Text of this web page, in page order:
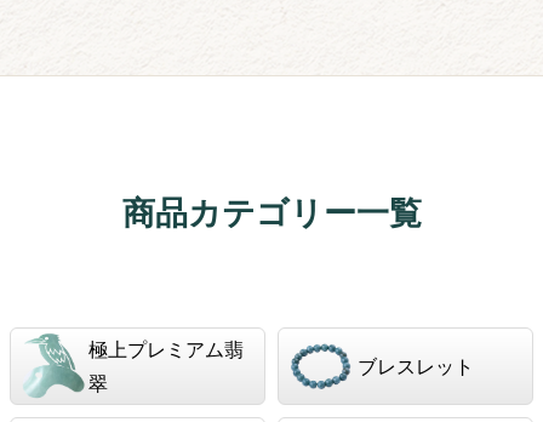
商品カテゴリー一覧
極上プレミアム翡
翠
ブレスレット